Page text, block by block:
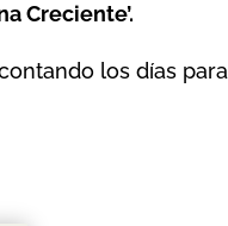
Creciente’.
los días